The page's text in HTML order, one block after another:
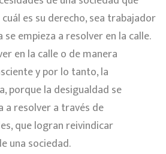
es su derecho, sea trabajador
empieza a resolver en la calle.
en la calle o de manera
y por lo tanto, la
porque la desigualdad se
a resolver a través de
que logran reivindicar
una sociedad.